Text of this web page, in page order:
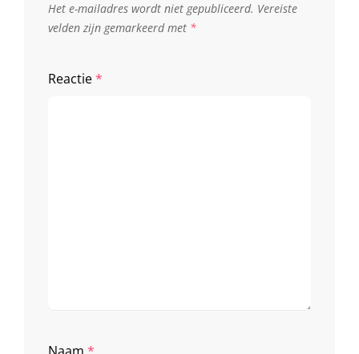
Het e-mailadres wordt niet gepubliceerd. Vereiste
velden zijn gemarkeerd met *
Reactie*
Naam *